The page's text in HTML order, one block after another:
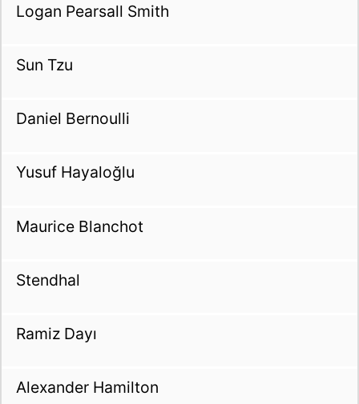
Logan Pearsall Smith
Sun Tzu
Daniel Bernoulli
Yusuf Hayaloğlu
Maurice Blanchot
Stendhal
Ramiz Dayı
Alexander Hamilton